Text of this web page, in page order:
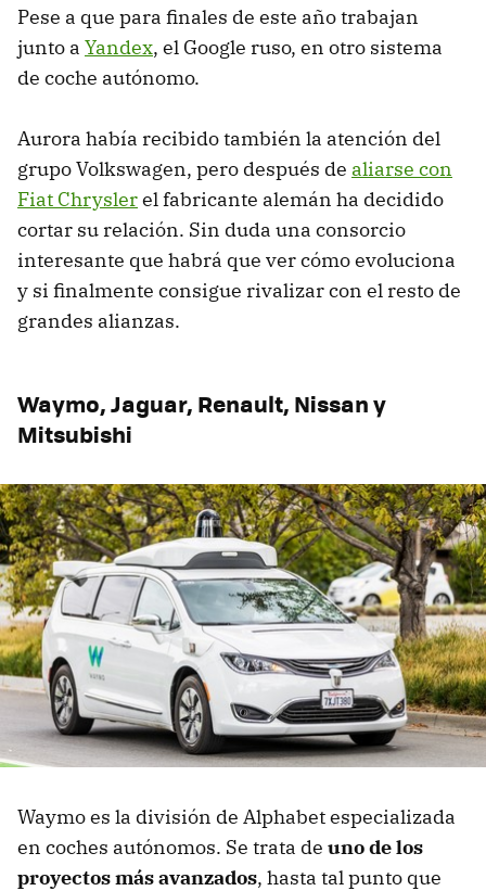
Pese a que para finales de este año trabajan
junto a Yandex, el Google ruso, en otro sistema
de coche autónomo.
Aurora había recibido también la atención del
grupo Volkswagen, pero después de aliarse con
Fiat Chryslerel fabricante alemán ha decidido
cortar su relación. Sin duda una consorcio
interesante que habrá que ver cómo evoluciona
y si finalmente consigue rivalizar con el resto de
grandes alianzas.
Waymo, Jaguar, Renault, Nissan y
Mitsubishi
Waymo es la división de Alphabet especializada
en coches autónomos. Se trata de uno de los
proyectos más avanzados, hasta tal punto que